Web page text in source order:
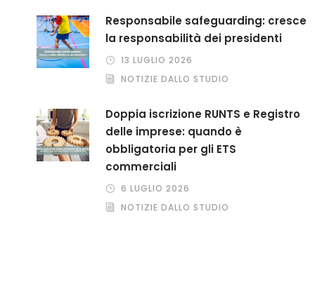
Responsabile safeguarding: cresce
la responsabilità dei presidenti
13 LUGLIO 2026
NOTIZIE DALLO STUDIO
Doppia iscrizione RUNTS e Registro
delle imprese: quando è
obbligatoria per gli ETS
commerciali
6 LUGLIO 2026
NOTIZIE DALLO STUDIO